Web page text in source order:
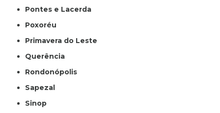
Pontes e Lacerda
Poxoréu
Primavera do Leste
Querência
Rondonópolis
Sapezal
Sinop